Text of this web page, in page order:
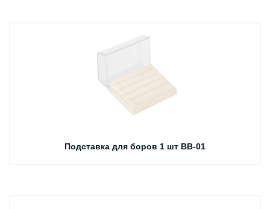
Подставка для боров 1 шт BB-01